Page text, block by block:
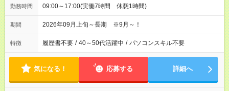
勤務時間 09:00～17:00(実働7時間 休憩1時間)
期間 2026年09月上旬～長期 ※9月～！
特徴 履歴書不要 / 40～50代活躍中 / パソコンスキル不要
気になる！ 応募する 詳細へ